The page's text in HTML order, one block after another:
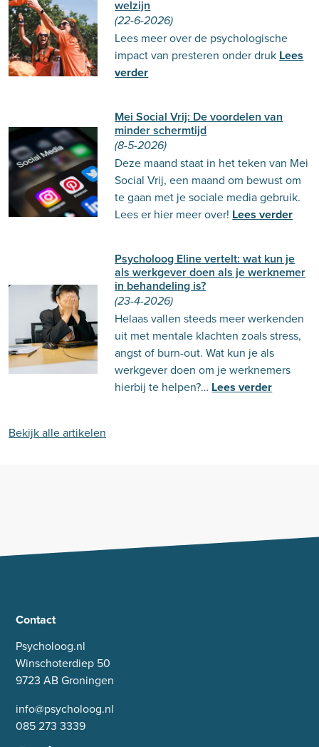
welzijn
(22-6-2026)
Lees meer over de psychologische
impact van presteren onder druk Lees
verder
Mei Social Vrij: De voordelen van
minder schermtijd
(8-5-2026)
Deze maand staat in het teken van Mei
Social Vrij, een maand om bewust om
te gaan met je sociale media gebruik.
Lees er hier meer over! Lees verder
Psycholoog Eline vertelt: wat kun je
als werkgever doen als je werknemer
in behandeling is?
(23-4-2026)
Helaas vallen steeds meer werkenden
uit met mentale klachten zoals stress,
angst of burn-out. Wat kun je als
werkgever doen om je werknemers
hierbij te helpen?… Lees verder
Bekijk alle artikelen
Contact
Psycholoog.nl
Winschoterdiep 50
9723 AB Groningen
info@psycholoog.nl
085 273 3339